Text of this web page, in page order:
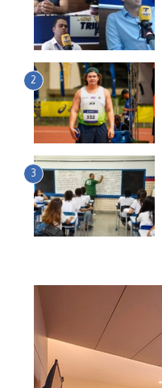
2
3